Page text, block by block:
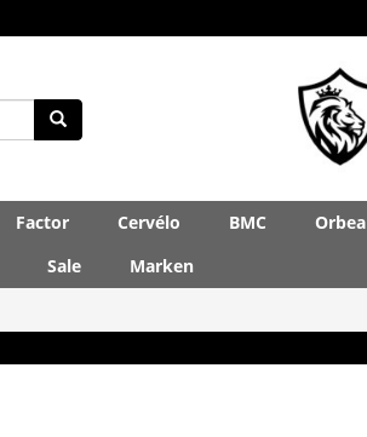
Factor Cervélo BMC Orbea
Sale
Marken